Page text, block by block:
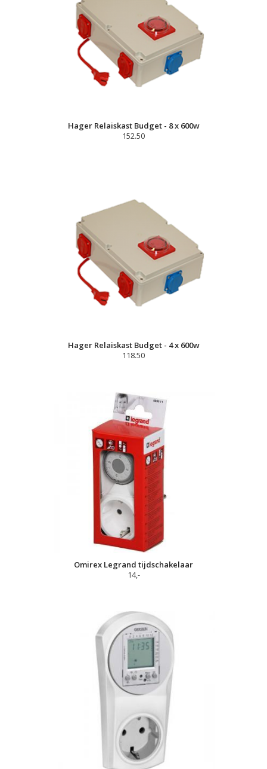
Hager Relaiskast Budget - 8 x 600w
152.50
Hager Relaiskast Budget - 4 x 600w
118.50
Omirex Legrand tijdschakelaar
14,-